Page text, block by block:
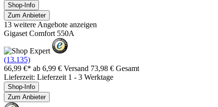
Shop-Info
Zum Anbieter
13 weitere Angebote anzeigen
Gigaset Comfort 550A
(13.135)
66,99 €* ab 6,99 € Versand 73,98 € Gesamt
Lieferzeit: Lieferzeit 1 - 3 Werktage
Shop-Info
Zum Anbieter